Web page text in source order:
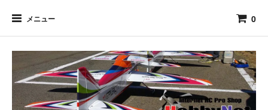
メニュー 0